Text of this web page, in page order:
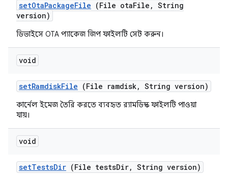
setOtaPackageFile (File otaFile , String
version)
ডিভাইসে OTA প্যাকেজ জিপ ফাইলটি সেট করুন।
void
setRamdiskFile (File ramdisk, String version)
কার্নেল ইমেজ তৈরি করতে ব্যবহৃত র‍্যামডিস্ক ফাইলটি পাওয়া
যায়।
void
setTestsDir (File testsDir, String version)